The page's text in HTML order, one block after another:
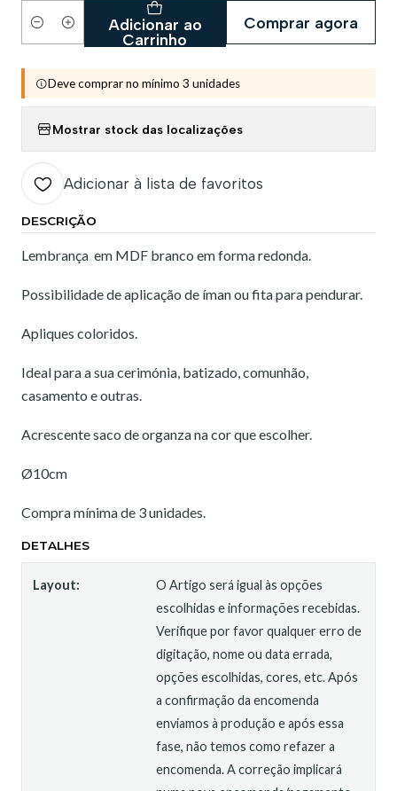
Quantidade
Adicionar ao
Carrinho
Comprar agora
Deve comprar no mínimo 3 unidades
Mostrar stock das localizações
Adicionar à lista de favoritos
DESCRIÇÃO
Lembrança em MDF branco em forma redonda.
Possibilidade de aplicação de íman ou fita para pendurar.
Apliques coloridos.
Ideal para a sua cerimónia, batizado, comunhão,
casamento e outras.
Acrescente saco de organza na cor que escolher.
Ø10cm
Compra mínima de 3 unidades.
DETALHES
Layout:
O Artigo será igual às opções
escolhidas e informações recebidas.
Verifique por favor qualquer erro de
digitação, nome ou data errada,
opções escolhidas, cores, etc. Após
a confirmação da encomenda
enviamos à produção e após essa
fase, não temos como refazer a
encomenda. A correção implicará